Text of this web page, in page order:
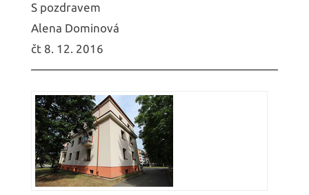
S pozdravem
Alena Dominová
čt 8. 12. 2016